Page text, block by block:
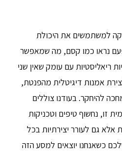
למשתמשים את היכולת
נראו כמו קסם, מה שמאפשר
ריאליסטיות עם עומק שאין שני
אמנות דיגיטלית מהפנטת,
להיחקר. בעודנו צוללים
זו, נחשוף טיפים וטכניקות
אלא גם לעורר יצירתיות בכל
כשאנחנו יוצאים למסע הזה